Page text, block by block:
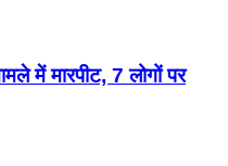
में मारपीट, 7 लोगों पर